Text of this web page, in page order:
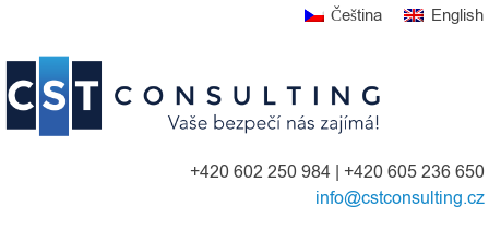
content
Čeština English
+420 602 250 984 | +420 605 236 650
info@cstconsulting.cz